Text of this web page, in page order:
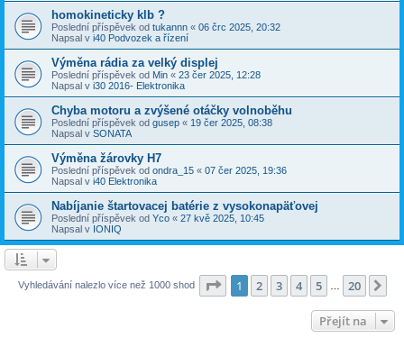
homokineticky klb ?
Poslední příspěvek od tukannn « 06 črc 2025, 20:32
Napsal v i40 Podvozek a řízení
Výměna rádia za velký displej
Poslední příspěvek od Min « 23 čer 2025, 12:28
Napsal v i30 2016- Elektronika
Chyba motoru a zvýšené otáčky volnoběhu
Poslední příspěvek od gusep « 19 čer 2025, 08:38
Napsal v SONATA
Výměna žárovky H7
Poslední příspěvek od ondra_15 « 07 čer 2025, 19:36
Napsal v i40 Elektronika
Nabíjanie štartovacej batérie z vysokonapäťovej
Poslední příspěvek od Yco « 27 kvě 2025, 10:45
Napsal v IONIQ
Vyhledávání nalezlo více než 1000 shod Stránka z 20
1 2 3 4 5 20
Přejít na